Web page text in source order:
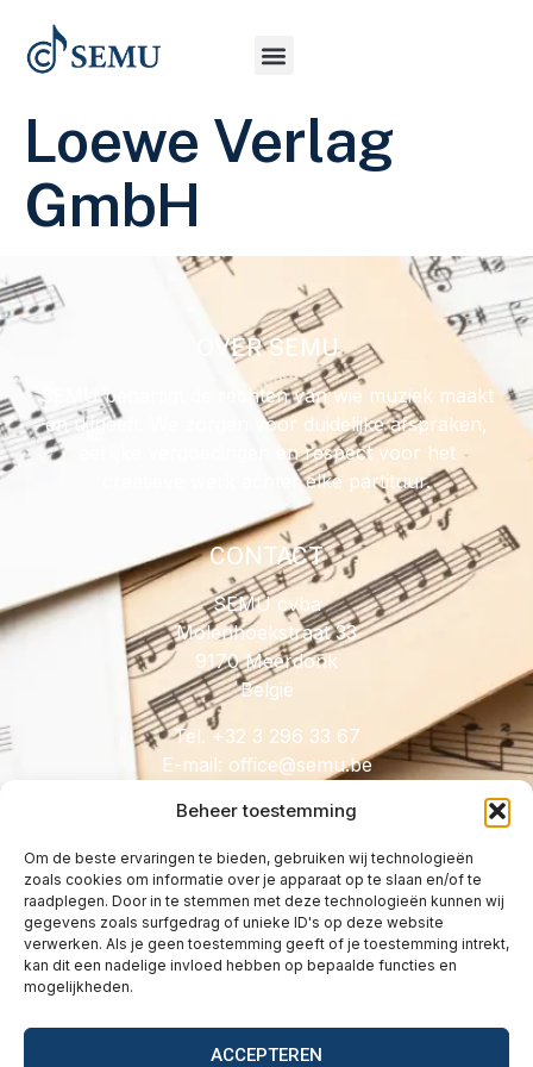
Beheer toestemming
Om de beste ervaringen te bieden, gebruiken wij technologieën
zoals cookies om informatie over je apparaat op te slaan en/of te
raadplegen. Door in te stemmen met deze technologieën kunnen wij
gegevens zoals surfgedrag of unieke ID's op deze website
verwerken. Als je geen toestemming geeft of je toestemming intrekt,
kan dit een nadelige invloed hebben op bepaalde functies en
mogelijkheden.
ACCEPTEREN
Loewe Verlag
GmbH
OVER SEMU
SEMU behartigt de rechten van wie muziek maakt
en uitgeeft. We zorgen voor duidelijke afspraken,
eerlijke vergoedingen en respect voor het
creatieve werk achter elke partituur.
CONTACT
SEMU cvba
Molenhoekstraat 33
9170 Meerdonk
België
Tel. +32 3 296 33 67
E-mail:
eb.umes
@eciffo
HANDIG
Licenties
Tarieven
Wetgeving